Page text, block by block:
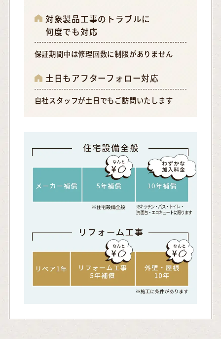
対象製品工事のトラブルに
何度でも対応
保証期間中は修理回数に制限がありません
土日もアフターフォロー対応
自社スタッフが土日でもご訪問いたします